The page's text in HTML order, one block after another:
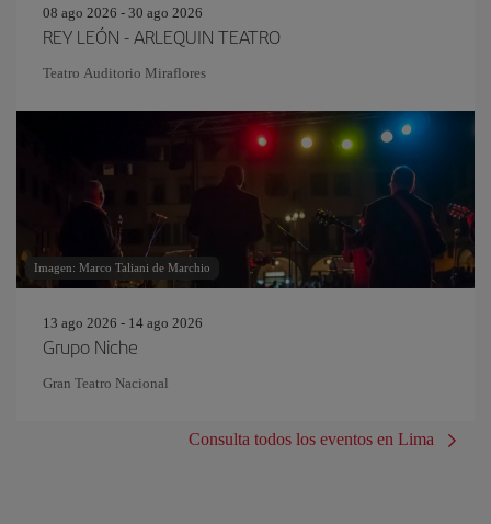
08 ago 2026 - 30 ago 2026
REY LEÓN - ARLEQUIN TEATRO
Teatro Auditorio Miraflores
Imagen: Marco Taliani de Marchio
13 ago 2026 - 14 ago 2026
Grupo Niche
Gran Teatro Nacional
Consulta todos los eventos en Lima